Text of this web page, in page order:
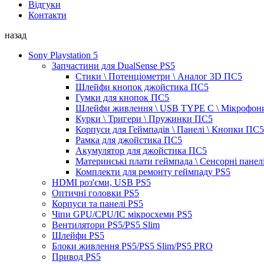
Відгуки
Контакти
назад
Sony Playstation 5
Запчастини для DualSense PS5
Стики \ Потенціометри \ Аналог 3D ПС5
Шлейфи кнопок джойстика ПС5
Гумки для кнопок ПС5
Шлейфи живлення \ USB TYPE C \
Курки \ Тригери \ Пружинки ПС5
Корпуси для Геймпадів \ Панелі \ Кнопки ПС5
Рамка для джойстика ПС5
Акумулятор для джойстика ПС5
Материнські плати геймпада \ Сенсорні
Комплекти для ремонту геймпаду PS5
HDMI роз'єми, USB PS5
Оптичні головки PS5
Корпуси та панелі PS5
Чіпи GPU/CPU/IC мікросхеми PS5
Вентилятори PS5/PS5 Slim
Шлейфи PS5
Блоки живлення PS5/PS5 Slim/PS5 PRO
Привод PS5